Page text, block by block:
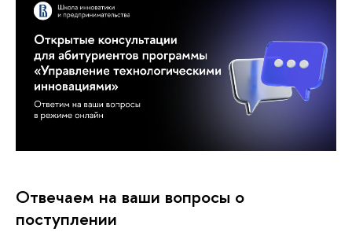
Отвечаем на ваши вопросы о
поступлении